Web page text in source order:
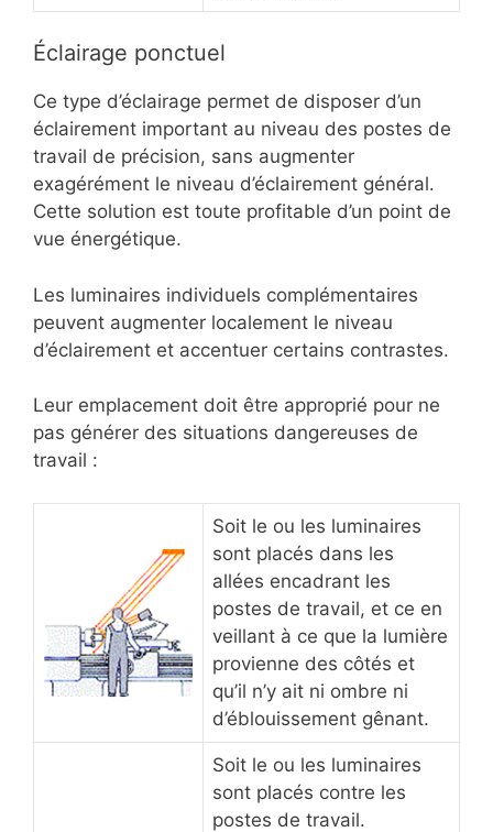
Éclairage ponctuel
Ce type d’éclairage permet de disposer d’un
éclairement important au niveau des postes de
travail de précision, sans augmenter
exagérément le niveau d’éclairement général.
Cette solution est toute profitable d’un point de
vue énergétique.
Les luminaires individuels complémentaires
peuvent augmenter localement le niveau
d’éclairement et accentuer certains contrastes.
Leur emplacement doit être approprié pour ne
pas générer des situations dangereuses de
travail :
Soit le ou les luminaires
sont placés dans les
allées encadrant les
postes de travail, et ce en
veillant à ce que la lumière
provienne des côtés et
qu’il n’y ait ni ombre ni
d’éblouissement gênant.
Soit le ou les luminaires
sont placés contre les
postes de travail.